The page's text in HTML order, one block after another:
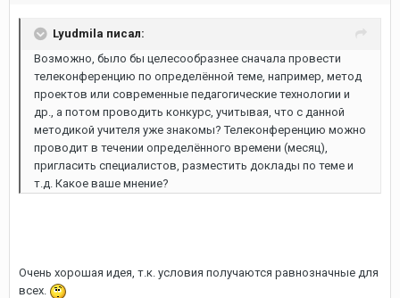
Lyudmila писал:
Возможно, было бы целесообразнее сначала провести
телеконференцию по определённой теме, например, метод
проектов или современные педагогические технологии и
др., а потом проводить конкурс, учитывая, что с данной
методикой учителя уже знакомы? Телеконференцию можно
проводит в течении определённого времени (месяц),
пригласить специалистов, разместить доклады по теме и
т.д. Какое ваше мнение?
Очень хорошая идея, т.к. условия получаются равнозначные для
всех.